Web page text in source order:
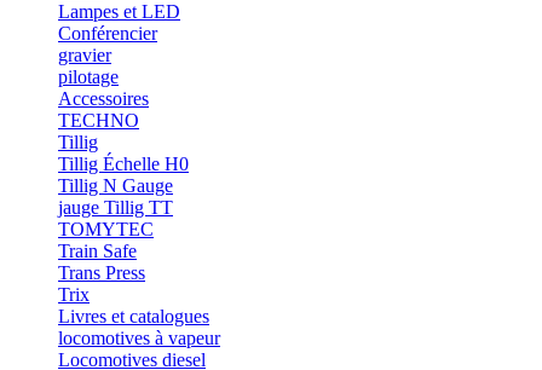
Lampes et LED
Conférencier
gravier
pilotage
Accessoires
TECHNO
Tillig
Tillig Échelle H0
Tillig N Gauge
jauge Tillig TT
TOMYTEC
Train Safe
Trans Press
Trix
Livres et catalogues
locomotives à vapeur
Locomotives diesel